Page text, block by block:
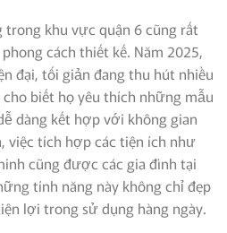
khu vực quận 6 cũng rất
cách thiết kế. Năm 2025,
đại, tối giản đang thu hút nhiều
biết họ yêu thích những mẫu
dàng kết hợp với không gian
việc tích hợp các tiện ích như
cũng được các gia đình tại
tính năng này không chỉ đẹp
lợi trong sử dụng hàng ngày.